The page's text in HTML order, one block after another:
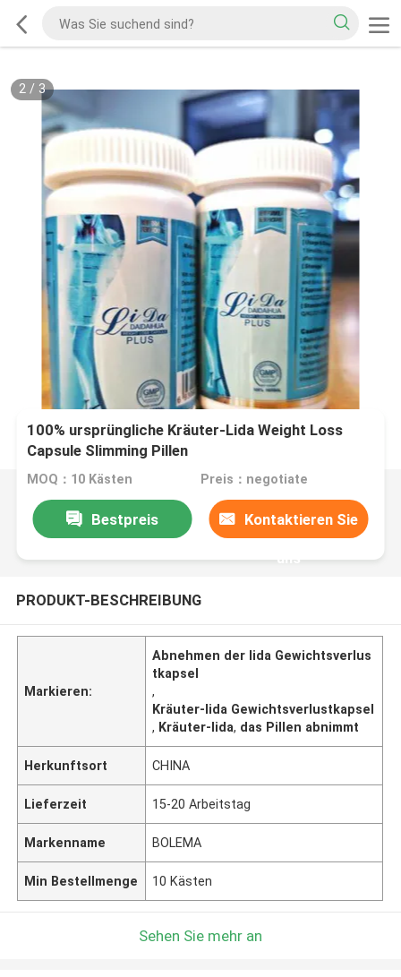
2/ 3
100% ursprüngliche Kräuter-Lida Weight Loss
Capsule Slimming Pillen
MOQ：10 Kästen Preis：negotiate
Bestpreis Kontaktieren Sie
uns
PRODUKT-BESCHREIBUNG
Markieren:
Abnehmen der lida Gewichtsverlus
tkapsel
,
Kräuter-lida Gewichtsverlustkapsel
, Kräuter-lida, das Pillen abnimmt
Herkunftsort CHINA
Lieferzeit 15-20 Arbeitstag
Markenname BOLEMA
Min Bestellmenge 10 Kästen
Sehen Sie mehr an